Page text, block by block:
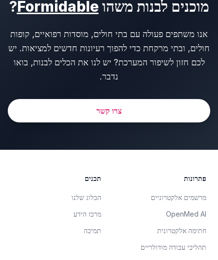
מוכנים לבנות משהו Formidable
?
אנו משתפים פעולה עם בתי חולים, מוסדות רפואיים, קופות
חולים, ובתי מרקחת כדי להפוך רעיונות חדשים למציאות. יש
לכם חזון לשיפור המערכת? יש לנו את הכלים לבנות, בואו
נדבר.
צרו קשר
פתרונות
מרשמים אלקטרוניים
OpenMed AI
חתימה אלקטרונית
תהליכי עבודה מודולריים
תכנים
הבלוג שלנו
מרכז הידע
תמיכה